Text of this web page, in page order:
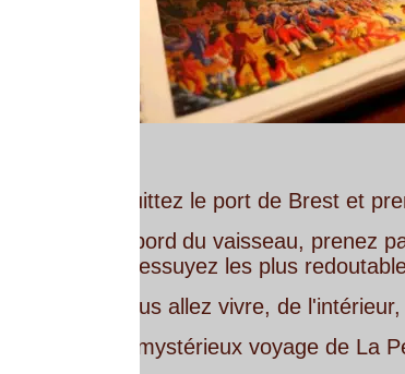
le port de Brest et prenez le large
vaisseau, prenez part aux
les plus redoutables tempêtes !
allez vivre, de l'intérieur, l'odyssée
voyage de La Pérouse !